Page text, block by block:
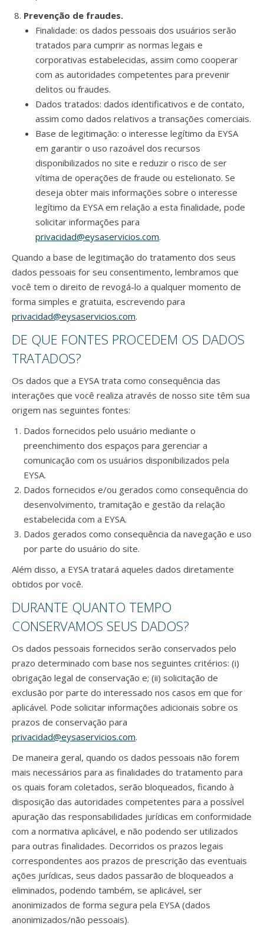
Prevenção de fraudes.
Finalidade: os dados pessoais dos usuários serão
tratados para cumprir as normas legais e
corporativas estabelecidas, assim como cooperar
com as autoridades competentes para prevenir
delitos ou fraudes.
Dados tratados: dados identificativos e de contato,
assim como dados relativos a transações comerciais.
Base de legitimação: o interesse legítimo da EYSA
em garantir o uso razoável dos recursos
disponibilizados no site e reduzir o risco de ser
vítima de operações de fraude ou estelionato. Se
deseja obter mais informações sobre o interesse
legítimo da EYSA em relação a esta finalidade, pode
solicitar informações para
privacidad@eysaservicios.com.
Quando a base de legitimação do tratamento dos seus
dados pessoais for seu consentimento, lembramos que
você tem o direito de revogá-lo a qualquer momento de
forma simples e gratuita, escrevendo para
privacidad@eysaservicios.com.
DE QUE FONTES PROCEDEM OS DADOS
TRATADOS?
Os dados que a EYSA trata como consequência das
interações que você realiza através de nosso site têm sua
origem nas seguintes fontes:
Dados fornecidos pelo usuário mediante o
preenchimento dos espaços para gerenciar a
comunicação com os usuários disponibilizados pela
EYSA.
Dados fornecidos e/ou gerados como consequência do
desenvolvimento, tramitação e gestão da relação
estabelecida com a EYSA.
Dados gerados como consequência da navegação e uso
por parte do usuário do site.
Além disso, a EYSA tratará aqueles dados diretamente
obtidos por você.
DURANTE QUANTO TEMPO
CONSERVAMOS SEUS DADOS?
Os dados pessoais fornecidos serão conservados pelo
prazo determinado com base nos seguintes critérios: (i)
obrigação legal de conservação e; (ii) solicitação de
exclusão por parte do interessado nos casos em que for
aplicável. Pode solicitar informações adicionais sobre os
prazos de conservação para
privacidad@eysaservicios.com.
De maneira geral, quando os dados pessoais não forem
mais necessários para as finalidades do tratamento para
os quais foram coletados, serão bloqueados, ficando à
disposição das autoridades competentes para a possível
apuração das responsabilidades jurídicas em conformidade
com a normativa aplicável, e não podendo ser utilizados
para outras finalidades. Decorridos os prazos legais
correspondentes aos prazos de prescrição das eventuais
ações jurídicas, seus dados passarão de bloqueados a
eliminados, podendo também, se aplicável, ser
anonimizados de forma segura pela EYSA (dados
anonimizados/não pessoais).